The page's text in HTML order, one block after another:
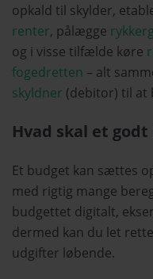
opkald til skylder,
renter, pålægge
og i visse tilfælde køre
fogedretten – alt
skyldner (debitor) til at
Hvad skal et
Et budget kan sættes
med rigtig mange
budgettet digitalt,
dermed kan du let
udgifter løbende.